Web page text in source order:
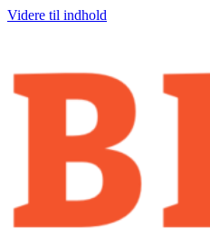
Videre til indhold